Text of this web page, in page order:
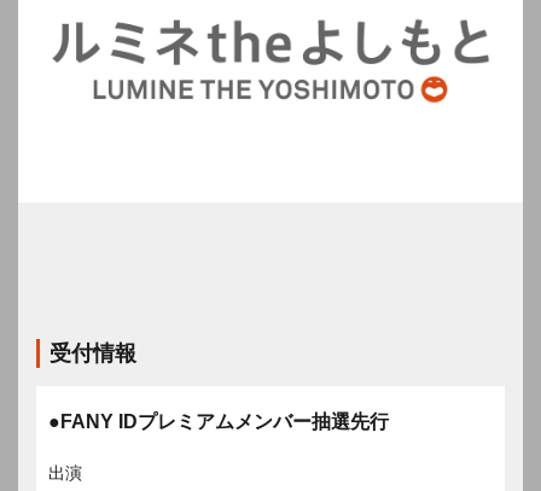
受付情報
●FANY IDプレミアムメンバー抽選先行
出演